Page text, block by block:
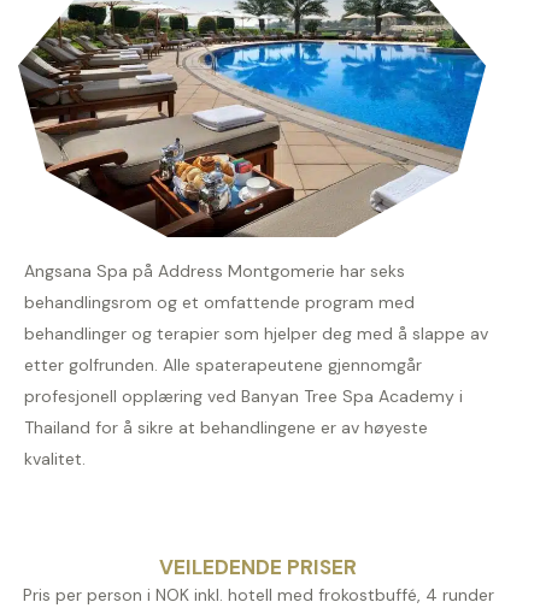
Angsana Spa på Address Montgomerie har seks
behandlingsrom og et omfattende program med
behandlinger og terapier som hjelper deg med å slappe av
etter golfrunden. Alle spaterapeutene gjennomgår
profesjonell opplæring ved Banyan Tree Spa Academy i
Thailand for å sikre at behandlingene er av høyeste
kvalitet.
VEILEDENDE PRISER
Pris per person i NOK inkl. hotell med frokostbuffé, 4 runder